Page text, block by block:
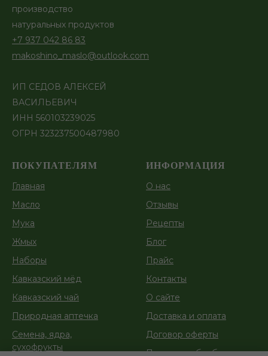
производство
натуральных продуктов
+7 937 042 86 83
makoshino_maslo@outlook.com
ИП СЕДОВ АЛЕКСЕЙ
ВАСИЛЬЕВИЧ
ИНН 560103239025
ОГРН 323237500487980
ПОКУПАТЕЛЯМ
Главная
Масло
Мука
Жмых
Наборы
Кавказский мёд
Кавказский чай
Природная аптечка
Семена, ядра,
сухофрукты
ИНФОРМАЦИЯ
О нас
Отзывы
Рецепты
Блог
Прайс
Контакты
О сайте
Доставка и оплата
Договор оферты
Политика обработки